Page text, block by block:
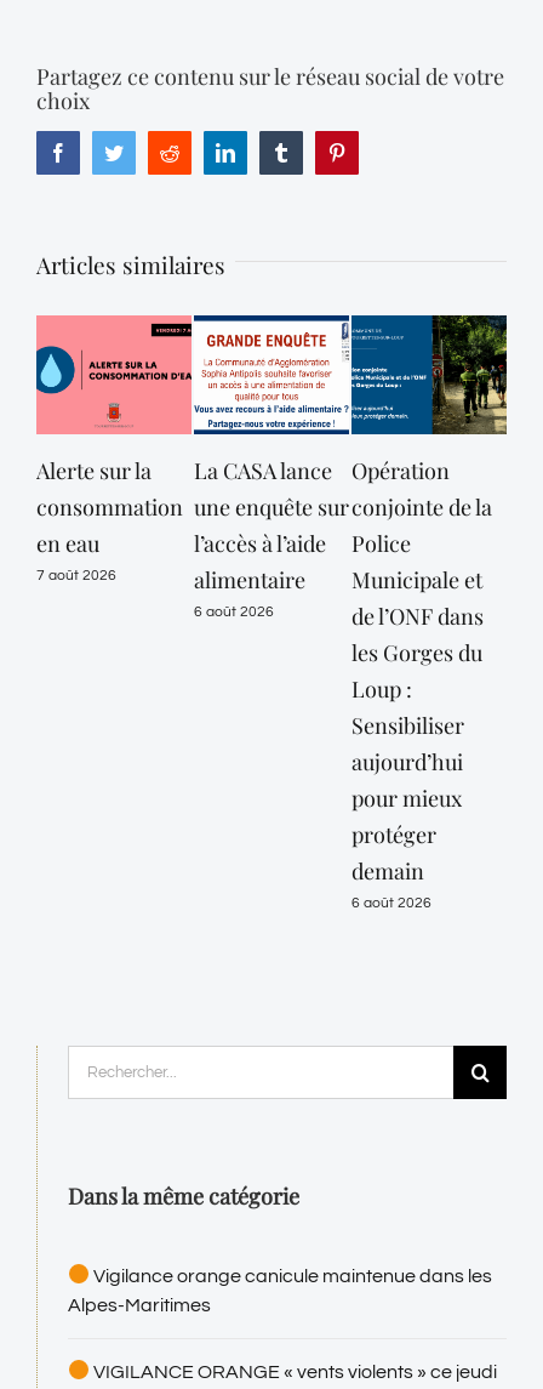
Partagez ce contenu sur le réseau social de votre
choix
FacebookTwitterReddit LinkedIn Tumblr
Articles similaires
Alerte sur la
consommation
en eau
7 août 2026
La CASA lance
une enquête sur
l’accès à l’aide
alimentaire
6 août 2026
Opération
conjointe de la
Police
Municipale et
de l’ONF dans
les Gorges du
Loup :
Sensibiliser
aujourd’hui
pour mieux
protéger
demain
6 août 2026
Dans la même catégorie
Vigilance orange canicule maintenue dans les
Alpes-Maritimes
VIGILANCE ORANGE « vents violents » ce jeudi